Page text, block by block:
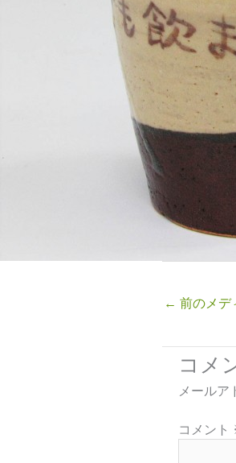
← 前のメデ
コメ
メールア
コメント